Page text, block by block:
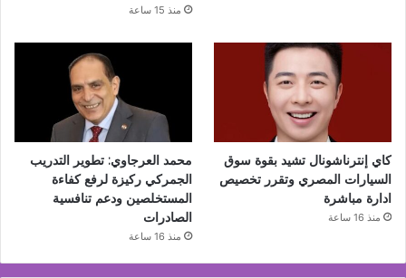
منذ 15 ساعة
كاي إنترناشونال تشيد بقوة سوق
السيارات المصري وتقرر تخصيص
ادارة مباشرة
منذ 16 ساعة
محمد العرجاوي: تطوير التدريب
الجمركي ركيزة لرفع كفاءة
المستخلصين ودعم تنافسية
الصادرات
منذ 16 ساعة